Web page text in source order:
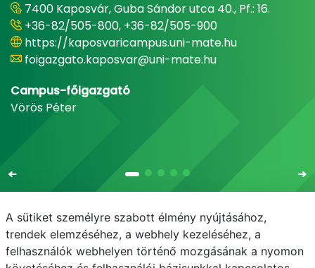
7400 Kaposvár, Guba Sándor utca 40., Pf.: 16.
+36-82/505-800, +36-82/505-900
https://kaposvaricampus.uni-mate.hu
foigazgato.kaposvar@uni-mate.hu
Campus-főigazgató
Vörös Péter
E-mail Telefonkönyv NEPTUN E-learning
A sütiket személyre szabott élmény nyújtásához,
trendek elemzéséhez, a webhely kezeléséhez, a
felhasználók webhelyen történő mozgásának a nyomon